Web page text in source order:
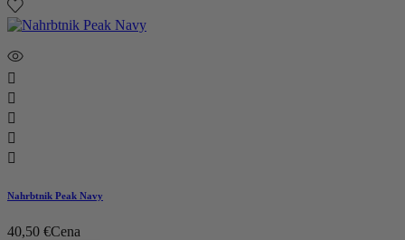





Nahrbtnik Peak Navy
40,50 €Cena